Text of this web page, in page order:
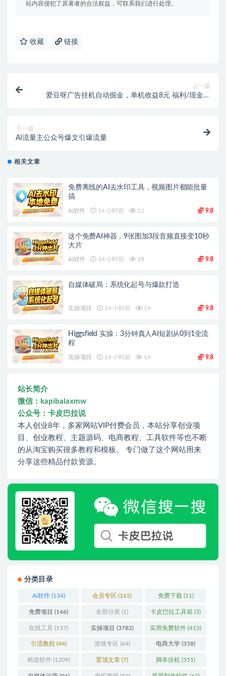
站内容侵犯了原著者的合法权益，可联系我们进行处理。
收藏 链接
上一篇
爱豆呀广告挂机自动掘金，单机收益8元 福利/现金任
下一篇
AI流量主公众号爆文引爆流量
相关文章
免费离线的AI去水印工具，视频图片都能批量
搞
Ai软件 14 小时前 22 9.8
这个免费AI神器，9张图加3段音频直接变10秒
大片
Ai软件 14 小时前 18 9.8
自媒体破局：系统化起号与爆款打造
实操项目 14 小时前 19 9.8
Higgsfield 实操：3分钟真人AI短剧从0到1全流
程
实操项目 14 小时前 19 9.8
站长简介
微信：kapibalaxmw
公众号：卡皮巴拉说
本人创业8年，多家网站VIP付费会员，本站分享创业项
目、创业教程、主题源码、电商教程、工具软件等也不断
的从淘宝购买很多教程和模板。 专门做了这个网站用来
分享这些精品付款资源。
分类目录
Ai软件(134) 会员专区 (165) 免费下载 (11)
免费项目 (146) 全部分类 (1) 卡皮巴拉工具箱 (3)
在线工具 (157) 实操项目 (3782) 实用免费软件 (415)
引流教程 (44) 游戏专区 (64) 电商大学 (358)
精选软件(1209) 置顶文章 (7) 脚本挂机 (551)